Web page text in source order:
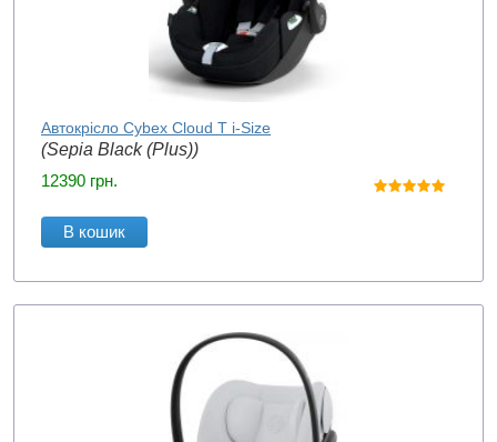
Автокрісло Cybex Cloud T i-Size
(Sepia Black (Plus))
12390 грн.
В кошик